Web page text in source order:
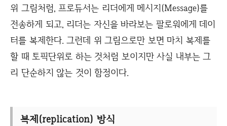
위 그림처럼, 프로듀서는 리더에게 메시지(Message)를
전송하게 되고, 리더는 자신을 바라보는 팔로워에게 데이
터를 복제한다. 그런데 위 그림으로만 보면 마치 복제를
할 때 토픽단위로 하는 것처럼 보이지만 사실 내부는 그
리 단순하지 않는 것이 함정이다.
복제(replication) 방식